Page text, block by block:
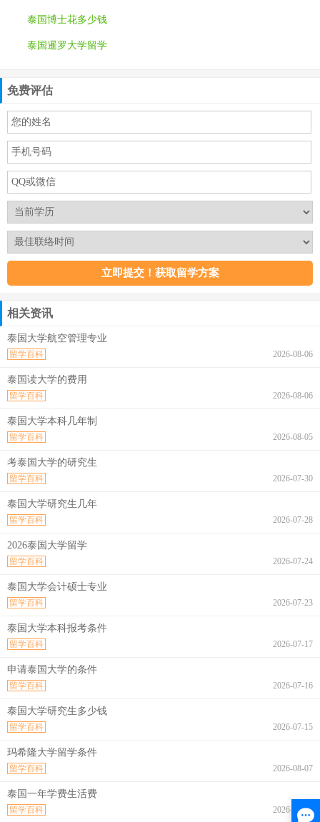
泰国博士花多少钱
泰国暹罗大学留学
免费评估
相关资讯
泰国大学航空管理专业
2026-08-06
留学百科
泰国读大学的费用
2026-08-06
留学百科
泰国大学本科几年制
2026-08-05
留学百科
考泰国大学的研究生
2026-07-30
留学百科
泰国大学研究生几年
2026-07-28
留学百科
2026泰国大学留学
2026-07-24
留学百科
泰国大学会计硕士专业
2026-07-23
留学百科
泰国大学本科报考条件
2026-07-17
留学百科
申请泰国大学的条件
2026-07-16
留学百科
泰国大学研究生多少钱
2026-07-15
留学百科
玛希隆大学留学条件
2026-08-07
留学百科
泰国一年学费生活费
2026-08-07
留学百科